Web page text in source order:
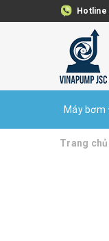
Hotline
Máy bơm
Trang chủ